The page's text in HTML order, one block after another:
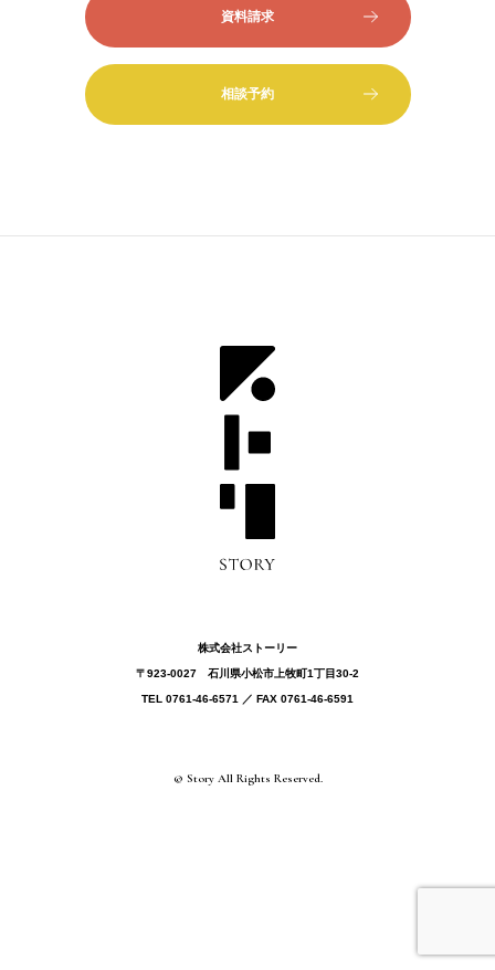
資料請求
相談予約
株式会社ストーリー
〒923-0027 ⽯川県⼩松市上牧町1丁目30-2
TEL 0761-46-6571 ／ FAX 0761-46-6591
© Story All Rights Reserved.